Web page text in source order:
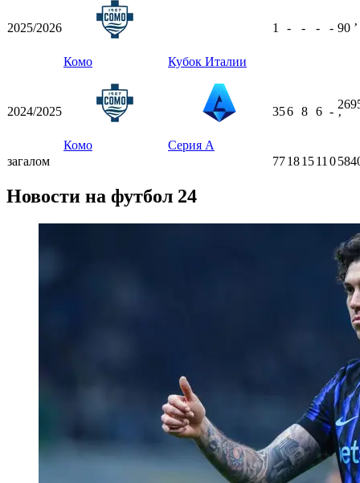
2025/2026
Комо Кубок Италии
1 - - - - 90 ʼ
2024/2025
Комо Серия А
356 8 6 -
ʼ
загалом 77181511 0
Новости на футбол 24